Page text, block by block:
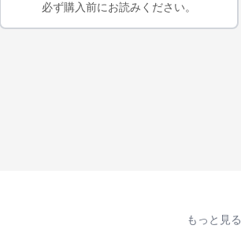
必ず購入前にお読みください。
もっと見る